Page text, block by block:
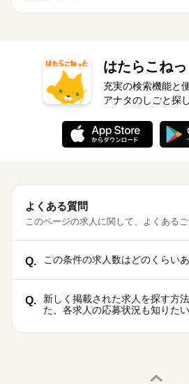
はたらこね
充実の検索機能と
アナタのしごと探
よくある質問
このページの求人に関して、よくあるご
Q. この条件の求人数はどのくらい
Q.
新しく掲載された求人を探す方
た、各求人の応募状況も知りたい